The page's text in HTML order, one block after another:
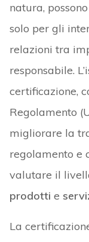
natura,
solo per gli
relazioni tra
responsabile.
certificazione,
Regolamento
migliorare la
regolamento e
valutare il
prodotti e
La